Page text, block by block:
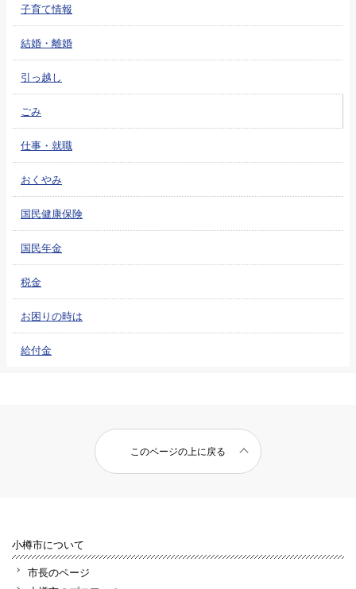
子育て情報
結婚・離婚
引っ越し
ごみ
仕事・就職
おくやみ
国民健康保険
国民年金
税金
お困りの時は
給付金
このページの上に戻る
小樽市について
市長のページ